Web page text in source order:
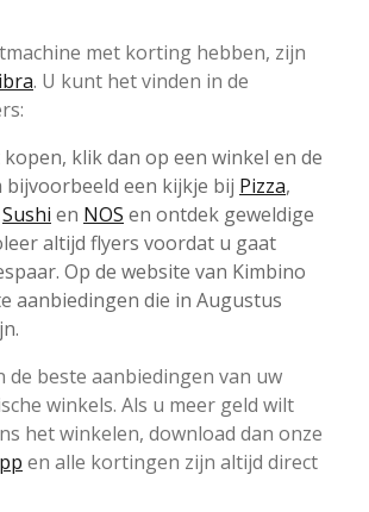
met korting hebben, zijn
. U kunt het vinden in de
klik dan op een winkel en de
bijvoorbeeld een kijkje bij Pizza,
Sushi en NOS en ontdek geweldige
altijd flyers voordat u gaat
Op de website van Kimbino
aanbiedingen die in Augustus
de beste aanbiedingen van uw
winkels. Als u meer geld wilt
het winkelen, download dan onze
en alle kortingen zijn altijd direct